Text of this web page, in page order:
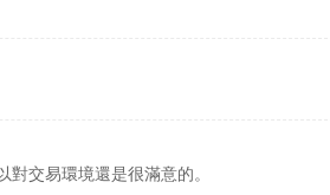
交易環境還是很滿意的。